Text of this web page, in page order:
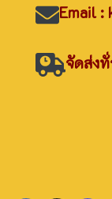
Email :
จัดส่ง